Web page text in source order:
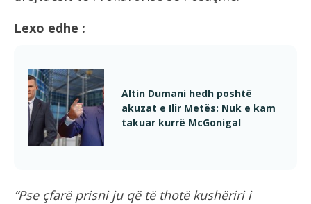
Lexo edhe :
Altin Dumani hedh poshtë
akuzat e Ilir Metës: Nuk e kam
takuar kurrë McGonigal
“Pse çfarë prisni ju që të thotë kushëriri i